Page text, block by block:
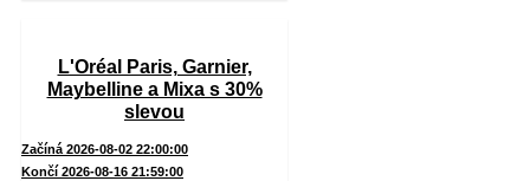
L'Oréal Paris, Garnier,
Maybelline a Mixa s 30%
slevou
Začíná 2026-08-02 22:00:00
Končí 2026-08-16 21:59:00